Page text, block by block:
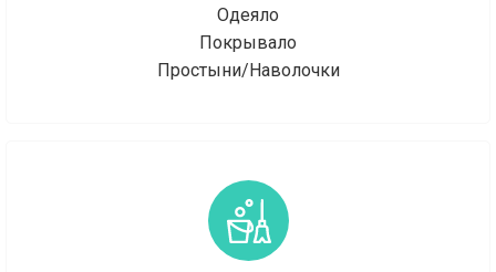
Одеяло
Покрывало
Простыни/Наволочки